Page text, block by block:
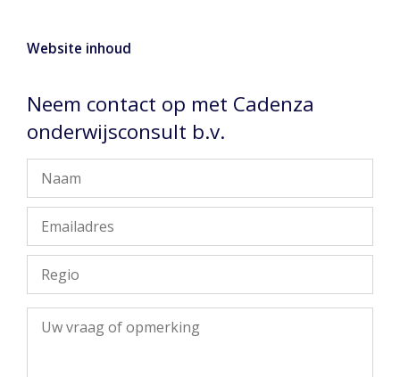
Website inhoud
Neem contact op met Cadenza
onderwijsconsult b.v.